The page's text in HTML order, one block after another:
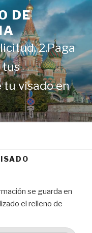
DE
2.Paga
tus
tu visado en
se guarda en
el relleno de